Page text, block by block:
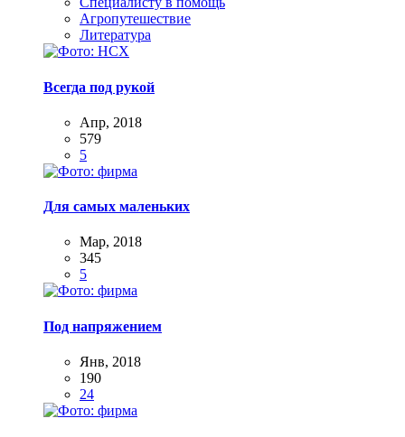
Агропутешествие
Литература
Всегда под рукой
Апр, 2018
579
5
Для самых маленьких
Мар, 2018
345
5
Под напряжением
Янв, 2018
190
24